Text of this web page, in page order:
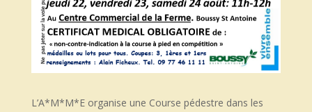
L’A*M*M*E organise une Course pédestre dans les